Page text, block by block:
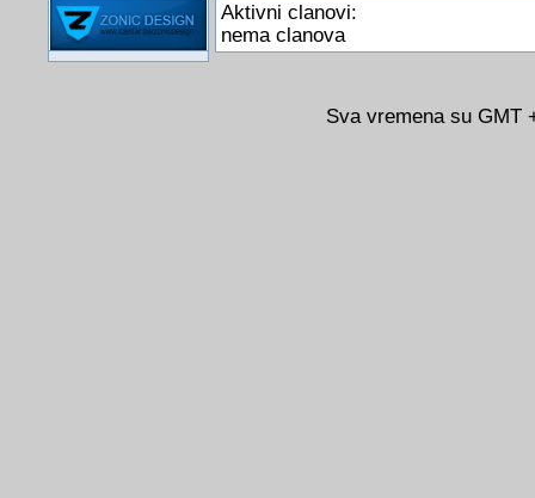
Aktivni clanovi:
nema clanova
Sva vremena su GMT